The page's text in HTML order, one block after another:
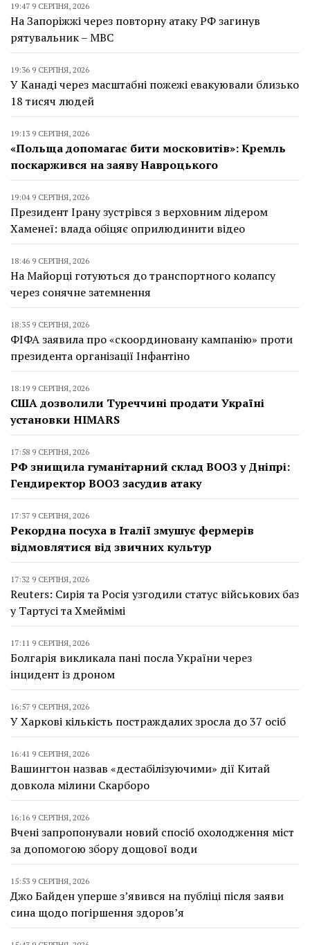
19:47 9 СЕРПНЯ, 2026
На Запоріжжі через повторну атаку РФ загинув
рятувальник – МВС
19:36 9 СЕРПНЯ, 2026
У Канаді через масштабні пожежі евакуювали близько
18 тисяч людей
19:13 9 СЕРПНЯ, 2026
«Польща допомагає бити московитів»: Кремль
поскаржився на заяву Навроцького
19:04 9 СЕРПНЯ, 2026
Президент Ірану зустрівся з верховним лідером
Хаменеї: влада обіцяє оприлюдинити відео
18:46 9 СЕРПНЯ, 2026
На Майорці готуються до транспортного колапсу
через сонячне затемнення
18:35 9 СЕРПНЯ, 2026
ФІФА заявила про «скоординовану кампанію» проти
президента організації Інфантіно
18:19 9 СЕРПНЯ, 2026
США дозволили Туреччині продати Україні
установки HIMARS
17:58 9 СЕРПНЯ, 2026
РФ знищила гуманітарний склад ВООЗ у Дніпрі:
Гендиректор ВООЗ засудив атаку
17:37 9 СЕРПНЯ, 2026
Рекордна посуха в Італії змушує фермерів
відмовлятися від звичних культур
17:32 9 СЕРПНЯ, 2026
Reuters: Сирія та Росія узгодили статус військових баз
у Тартусі та Хмеймімі
17:11 9 СЕРПНЯ, 2026
Болгарія викликала пані посла України через
інцидент із дроном
16:57 9 СЕРПНЯ, 2026
У Харкові кількість постраждалих зросла до 37 осіб
16:41 9 СЕРПНЯ, 2026
Вашингтон назвав «дестабілізуючими» дії Китай
довкола мілини Скарборо
16:16 9 СЕРПНЯ, 2026
Вчені запропонували новий спосіб охолодження міст
за допомогою збору дощової води
15:53 9 СЕРПНЯ, 2026
Джо Байден уперше з’явився на публіці після заяви
сина щодо погіршення здоров’я